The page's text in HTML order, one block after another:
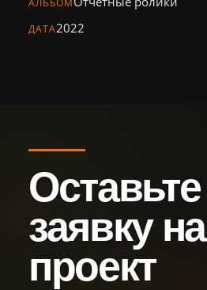
Тел.:+7 (926) 102-29-57
Email:sg.film@yandex.ru
Оставить
АЛЬБОМ
ДАТА2022
Оставьте
заявку на
проект